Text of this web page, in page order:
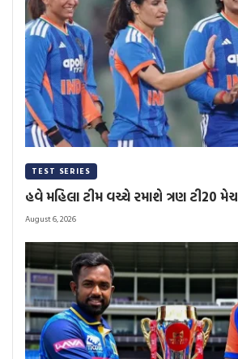
TEST SERIES
હવે મહિલા ટીમ વચ્ચે રમાશે ત્રણ ટી20 મેચ
August 6, 2026